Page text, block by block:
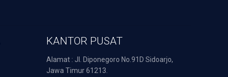
KANTOR PUSAT
Alamat : Jl. Diponegoro No.91D Sidoarjo,
Jawa Timur 61213.